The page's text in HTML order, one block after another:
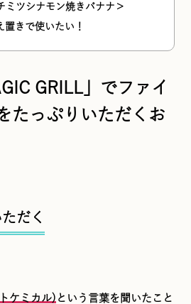
ミツシナモン焼きバナナ＞
置きで使いたい！
GRILL」でファイ
たっぷりいただくお
だく
ケミカル) という言葉を聞いたこと